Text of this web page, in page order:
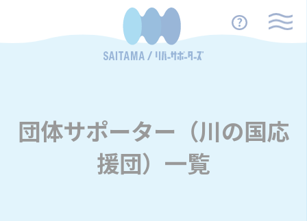
団体サポーター（川の国応
援団）一覧